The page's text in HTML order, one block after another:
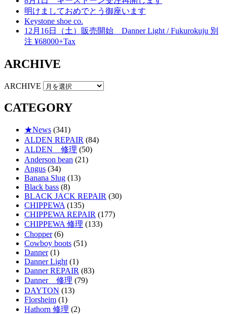
明けましておめでとう御座います
Keystone shoe co.
12月16日（土）販売開始 Danner Light / Fukurokuju 別
注 ¥68000+Tax
ARCHIVE
ARCHIVE
CATEGORY
★News (341)
ALDEN REPAIR (84)
ALDEN 修理 (50)
Anderson bean (21)
Angus (34)
Banana Slug (13)
Black bass (8)
BLACK JACK REPAIR (30)
CHIPPEWA (135)
CHIPPEWA REPAIR (177)
CHIPPEWA 修理 (133)
Chopper(6)
Cowboy boots (51)
Danner(1)
Danner Light (1)
Danner REPAIR (83)
Danner 修理 (79)
DAYTON (13)
Florsheim (1)
Hathorn 修理 (2)